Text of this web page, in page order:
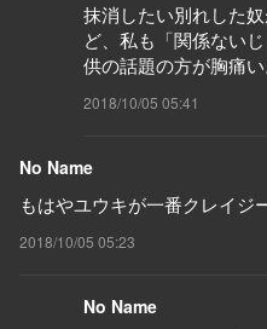
抹消したい別れした
ど、私も「関係ない
供の話題の方が胸痛い
2018/10/05 05:41
No Name
もはやユウキが一番クレイジ
2018/10/05 05:23
No Name